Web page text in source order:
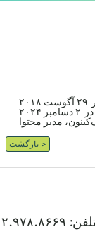
۲۹ آگوست ۲۰۱۸
۲ دسامبر ۲۰۲۴
مدیر محتوا
< بازگشت